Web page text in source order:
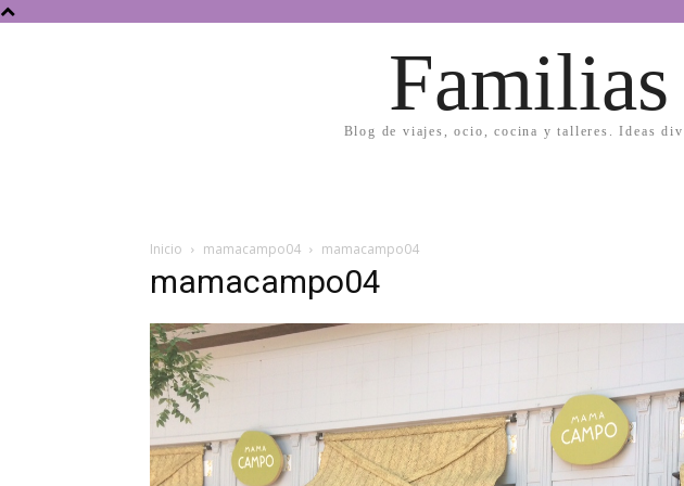
Blog de viajes, ocio, cocina y talleres. Ideas
Inicio mamacampo04 mamacampo04
mamacampo04